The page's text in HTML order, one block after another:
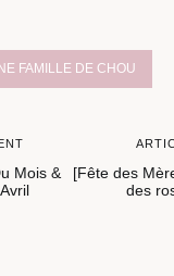
FAMILLE DE CHOU
Mois &
[Fête des
des